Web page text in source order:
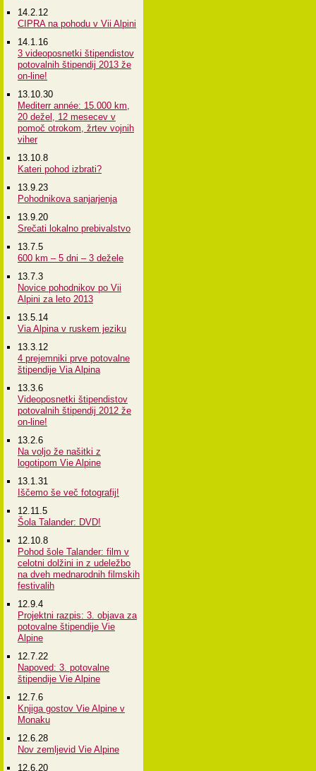
14.2.12
CIPRA na pohodu v Vii Alpini
14.1.16
3 videoposnetki štipendistov
potovalnih štipendij 2013 že
on-line!
13.10.30
Mediterr année: 15.000 km,
20 dežel, 12 mesecev v
pomoč otrokom, žrtev vojnih
viher
13.10.8
Kateri pohod izbrati?
13.9.23
Pohodnikova sanjarjenja
13.9.20
Srečati lokalno prebivalstvo
13.7.5
600 km – 5 dni – 3 dežele
13.7.3
Novice pohodnikov po Vii
Alpini za leto 2013
13.5.14
Via Alpina v ruskem jeziku
13.3.12
4 prejemniki prve potovalne
štipendije Via Alpina
13.3.6
Videoposnetki štipendistov
potovalnih štipendij 2012 že
on-line!
13.2.6
Na voljo že našitki z
logotipom Vie Alpine
13.1.31
Iščemo še več fotografij!
12.11.5
Šola Talander: DVD!
12.10.8
Pohod šole Talander: film v
celotni dolžini in z udeležbo
na dveh mednarodnih filmskih
festivalih
12.9.4
Projektni razpis: 3. objava za
potovalne štipendije Vie
Alpine
12.7.22
Napoved: 3. potovalne
štipendije Vie Alpine
12.7.6
Knjiga gostov Vie Alpine v
Monaku
12.6.28
Nov zemljevid Vie Alpine
12.6.20